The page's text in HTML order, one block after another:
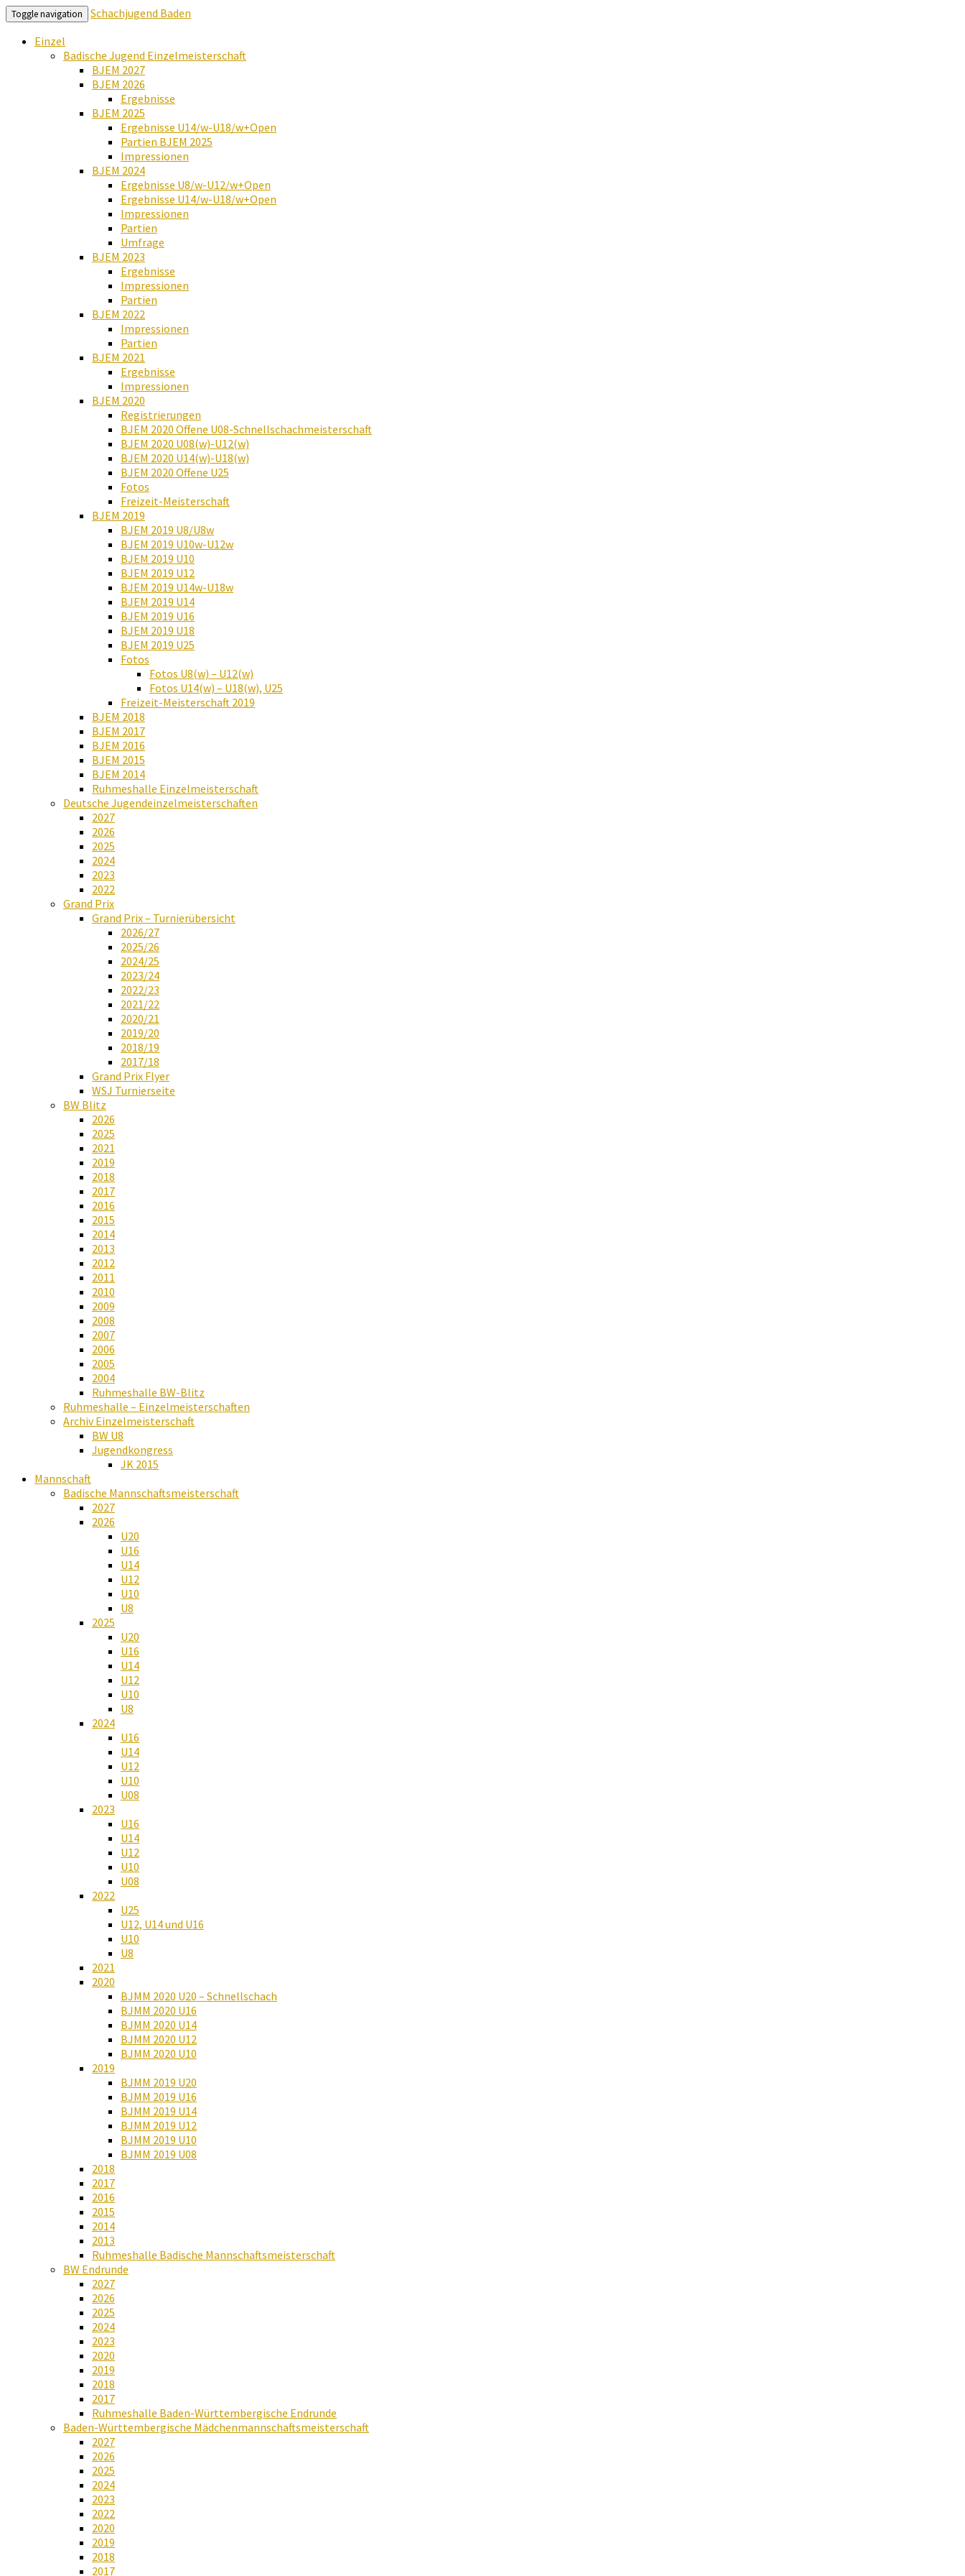
Toggle navigation
Schachjugend Baden
Einzel
Badische Jugend Einzelmeisterschaft
BJEM 2027
BJEM 2026
Ergebnisse
BJEM 2025
Ergebnisse U14/w-U18/w+Open
Partien BJEM 2025
Impressionen
BJEM 2024
Ergebnisse U8/w-U12/w+Open
Ergebnisse U14/w-U18/w+Open
Impressionen
Partien
Umfrage
BJEM 2023
Ergebnisse
Impressionen
Partien
BJEM 2022
Impressionen
Partien
BJEM 2021
Ergebnisse
Impressionen
BJEM 2020
Registrierungen
BJEM 2020 Offene U08-Schnellschachmeisterschaft
BJEM 2020 U08(w)-U12(w)
BJEM 2020 U14(w)-U18(w)
BJEM 2020 Offene U25
Fotos
Freizeit-Meisterschaft
BJEM 2019
BJEM 2019 U8/U8w
BJEM 2019 U10w-U12w
BJEM 2019 U10
BJEM 2019 U12
BJEM 2019 U14w-U18w
BJEM 2019 U14
BJEM 2019 U16
BJEM 2019 U18
BJEM 2019 U25
Fotos
Fotos U8(w) – U12(w)
Fotos U14(w) – U18(w), U25
Freizeit-Meisterschaft 2019
BJEM 2018
BJEM 2017
BJEM 2016
BJEM 2015
BJEM 2014
Ruhmeshalle Einzelmeisterschaft
Deutsche Jugendeinzelmeisterschaften
2027
2026
2025
2024
2023
2022
Grand Prix
Grand Prix – Turnierübersicht
2026/27
2025/26
2024/25
2023/24
2022/23
2021/22
2020/21
2019/20
2018/19
2017/18
Grand Prix Flyer
WSJ Turnierseite
BW Blitz
2026
2025
2021
2019
2018
2017
2016
2015
2014
2013
2012
2011
2010
2009
2008
2007
2006
2005
2004
Ruhmeshalle BW-Blitz
Ruhmeshalle – Einzelmeisterschaften
Archiv Einzelmeisterschaft
BW U8
Jugendkongress
JK 2015
Mannschaft
Badische Mannschaftsmeisterschaft
2027
2026
U20
U16
U14
U12
U10
U8
2025
U20
U16
U14
U12
U10
U8
2024
U16
U14
U12
U10
U08
2023
U16
U14
U12
U10
U08
2022
U25
U12, U14 und U16
U10
U8
2021
2020
BJMM 2020 U20 – Schnellschach
BJMM 2020 U16
BJMM 2020 U14
BJMM 2020 U12
BJMM 2020 U10
2019
BJMM 2019 U20
BJMM 2019 U16
BJMM 2019 U14
BJMM 2019 U12
BJMM 2019 U10
BJMM 2019 U08
2018
2017
2016
2015
2014
2013
Ruhmeshalle Badische Mannschaftsmeisterschaft
BW Endrunde
2027
2026
2025
2024
2023
2020
2019
2018
2017
Ruhmeshalle Baden-Württembergische Endrunde
Baden-Württembergische Mädchenmannschaftsmeisterschaft
2027
2026
2025
2024
2023
2022
2020
2019
2018
2017